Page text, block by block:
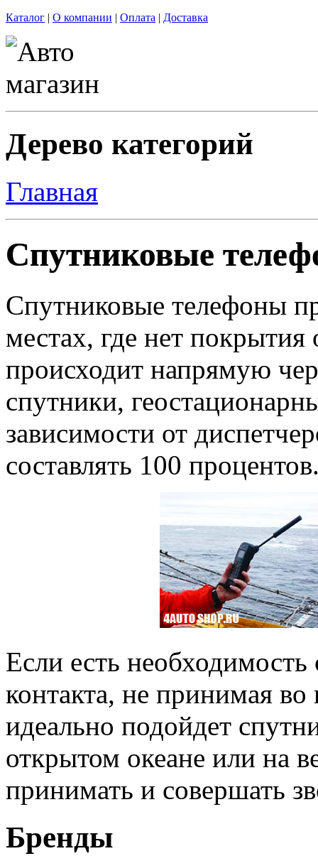
Каталог | О компании | Оплата | Доставка
Дерево категорий
Главная
Спутниковые
Спутниковые телефоны
местах, где нет покрытия
происходит напрямую
спутники,
зависимости от
составлять 100
Если есть
контакта, не принимая
идеально подойдет
открытом океане или на
принимать и совершать
Бренды